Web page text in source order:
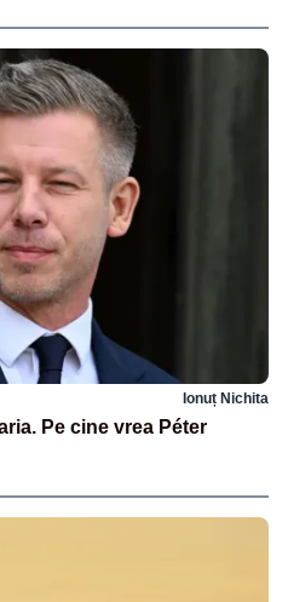
Ionuț Nichita
Pe cine vrea Péter